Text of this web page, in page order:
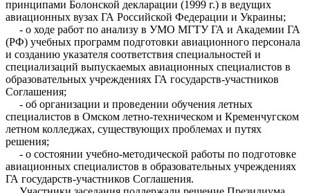
принципами Болонской декларации (1999 г.) в ведущих
авиационных вузах ГА Российской Федерации и Украины;
- о ходе работ по анализу в УМО МГТУ ГА и Академии ГА
(РФ) учебных программ подготовки авиационного персонала
и созданию указателя соответствия специальностей и
специализаций выпускаемых авиационных специалистов в
образовательных учреждениях ГА государств-участников
Соглашения;
- об организации и проведении обучения летных
специалистов в Омском летно-техническом и Кременчугском
летном колледжах, существующих проблемах и путях
решения;
- о состоянии учебно-методической работы по подготовке
авиационных специалистов в образовательных учреждениях
ГА государств-участников Соглашения.